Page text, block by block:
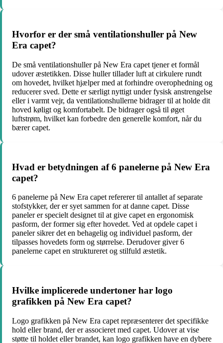
Hvorfor er der små ventilationshuller på New
Era capet?
De små ventilationshuller på New Era capet tjener et formål
udover æstetikken. Disse huller tillader luft at cirkulere rundt
om hovedet, hvilket hjælper med at forhindre overophedning og
reducerer sved. Dette er særligt nyttigt under fysisk anstrengelse
eller i varmt vejr, da ventilationshullerne bidrager til at holde dit
hoved køligt og komfortabelt. De bidrager også til øget
luftstrøm, hvilket kan forbedre den generelle komfort, når du
bærer capet.
Hvad er betydningen af 6 panelerne på New Era
capet?
6 panelerne på New Era capet refererer til antallet af separate
stofstykker, der er syet sammen for at danne capet. Disse
paneler er specielt designet til at give capet en ergonomisk
pasform, der former sig efter hovedet. Ved at opdele capet i
paneler sikrer det en behagelig og individuel pasform, der
tilpasses hovedets form og størrelse. Derudover giver 6
panelerne capet en struktureret og stilfuld æstetik.
Hvilke implicerede undertoner har logo
grafikken på New Era capet?
Logo grafikken på New Era capet repræsenterer det specifikke
hold eller brand, der er associeret med capet. Udover at vise
støtte til holdet eller brandet, kan logo grafikken have en dybere